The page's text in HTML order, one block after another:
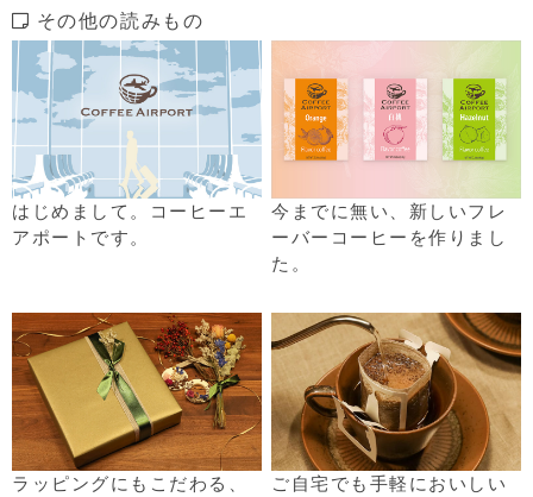
その他の読みもの
はじめまして。コーヒーエ
アポートです。
今までに無い、新しいフレ
ーバーコーヒーを作りまし
た。
ラッピングにもこだわる、
ご自宅でも手軽においしい